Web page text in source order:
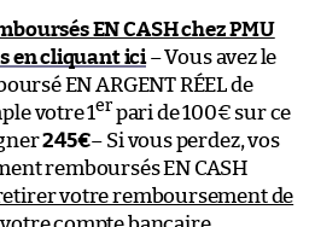
EN CASH chez PMU
en cliquant ici– Vous avez le
EN ARGENT RÉEL de
votre 1er pari de 100€ sur ce
245€– Si vous perdez, vos
remboursés EN CASH
votre remboursement de